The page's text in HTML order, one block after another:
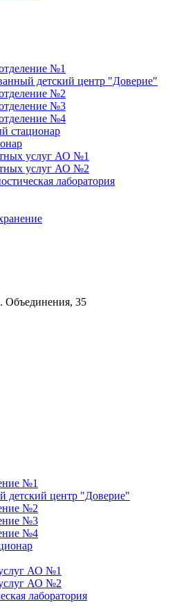
№1
детский центр "Доверие"
№2
№3
№4
стационар
услуг АО №1
услуг АО №2
лаборатория
Объединения, 35
№1
детский центр "Доверие"
№2
№3
№4
АО №1
АО №2
лаборатория